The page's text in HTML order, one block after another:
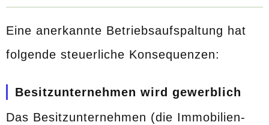
Eine anerkannte Betriebsaufspaltung hat
folgende steuerliche Konsequenzen:
Besitzunternehmen wird gewerblich
Das Besitzunternehmen (die Immobilien-